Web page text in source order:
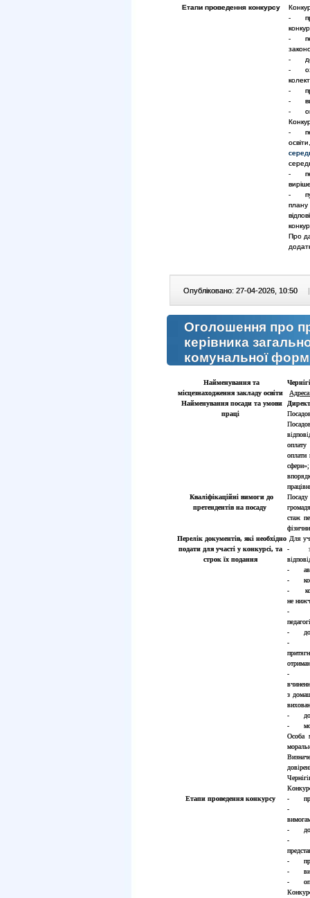
Етапи проведення конкурсу
-
-
-
-
-
-
-
-
-
-
плану
Про
Опубліковано: 27-04-2026, 10:50 |
Оголошення про
керівника
комунальної
Найменування та
місцезнаходження закладу освіти
Найменування посади та умови
праці
оплату
оплати
Кваліфікаційні вимоги до
претендентів на посаду
Посаду
стаж
Перелік документів, які необхідно
подати для участі у конкурсі, та
строк їх подання
Для
-
-
-
-
не
-
-
-
з
-
-
Особа
Етапи проведення конкурсу
-
-
-
-
-
-
-